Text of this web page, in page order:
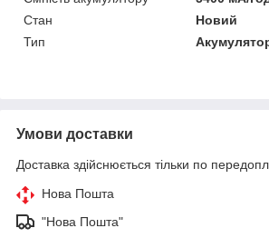
Стан
Новий
Тип
Умови доставки
Доставка здійснюється тільки по
Нова Пошта
"Нова Пошта"